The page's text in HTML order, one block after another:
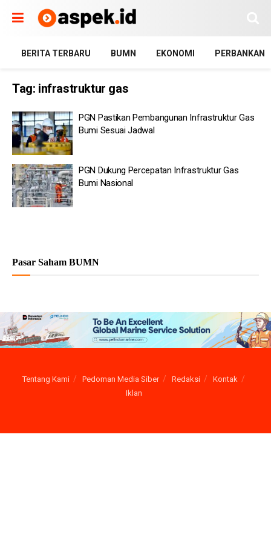
BERITA TERBARU BUMN EKONOMI PERBANKAN
Tag: infrastruktur gas
PGN Pastikan Pembangunan Infrastruktur Gas
Bumi Sesuai Jadwal
PGN Dukung Percepatan Infrastruktur Gas
Bumi Nasional
Pasar Saham BUMN
Tentang Kami Pedoman Media Siber Redaksi
Kontak
Iklan